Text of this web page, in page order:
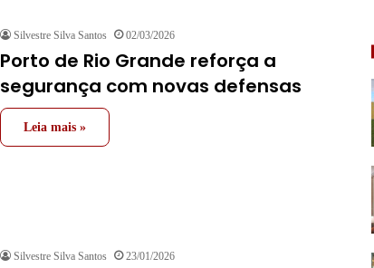
Silvestre Silva Santos 02/03/2026
Porto de Rio Grande reforça a
segurança com novas defensas
Leia mais »
Silvestre Silva Santos 23/01/2026